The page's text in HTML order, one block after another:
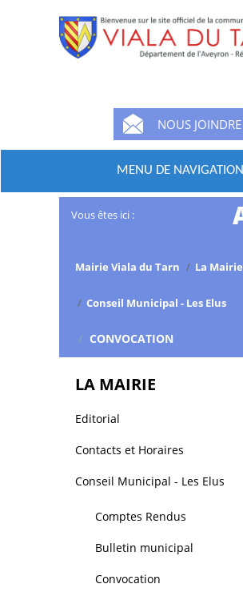
NOUS JOINDRE
MENU DE NAVIGATION
Vous êtes ici :
Mairie Viala du Tarn / La Mairie
/ Conseil Municipal - Les Elus
/ CONVOCATION
LA MAIRIE
Editorial
Contacts et Horaires
Conseil Municipal - Les Elus
Comptes Rendus
Bulletin municipal
Convocation